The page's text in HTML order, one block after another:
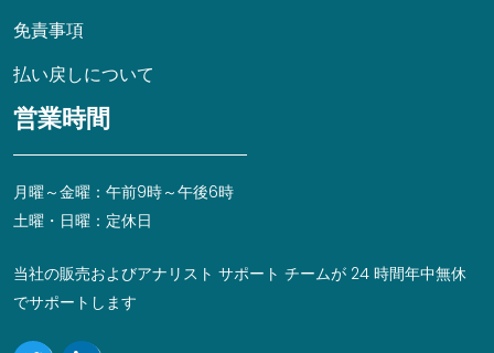
免責事項
払い戻しについて
営業時間
月曜～金曜：午前9時～午後6時
土曜・日曜：定休日
当社の販売およびアナリスト サポート チームが 24 時間年中無休
でサポートします